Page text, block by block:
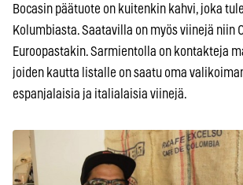
Bocasin päätuote on kuitenkin kahvi, joka
Kolumbiasta. Saatavilla on myös viinejä niin
Euroopastakin. Sarmientolla on kontakteja
joiden kautta listalle on saatu oma
espanjalaisia ja italialaisia viinejä.